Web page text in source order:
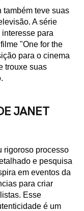
também teve suas
A série
para
"One for the
para o cinema
trouxe suas
JANET
rigoroso processo
e pesquisa
em eventos da
para criar
Esse
é um